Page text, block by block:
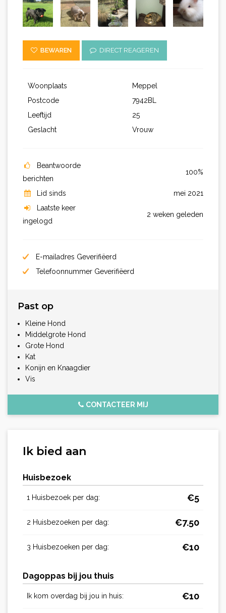
BEWAREN DIRECT REAGEREN
Woonplaats
Meppel
Postcode
7942BL
Leeftijd
25
Geslacht
Vrouw
Beantwoorde
berichten
100%
Lid sinds
mei 2021
Laatste keer
ingelogd
2 weken geleden
E-mailadres Geverifiëerd
Telefoonnummer Geverifiëerd
Past op
Kleine Hond
Middelgrote Hond
Grote Hond
Kat
Konijn en Knaagdier
Vis
CONTACTEER MIJ
Ik bied aan
Huisbezoek
1 Huisbezoek per dag: €5
2 Huisbezoeken per dag: €7.50
3 Huisbezoeken per dag: €10
Dagoppas bij jou thuis
Ik kom overdag bij jou in huis: €10